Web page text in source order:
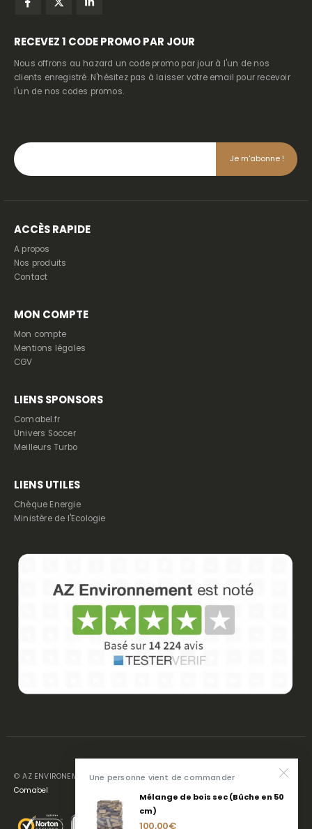
RECEVEZ1 CODE PROMO PAR JOUR
Nous offrons au hazard un code promo par jour à l'un de nos
clients enregistré. N'hésitez pas à laisser votre email pour recevoir
l'un de nos codes promos.
ACCÈS RAPIDE
A propos
Nos produits
Contact
MON COMPTE
Mon compte
Mentions légales
CGV
LIENS SPONSORS
Comabel.fr
Univers Soccer
Meilleurs Turbo
LIENS UTILES
Chèque Energie
Ministère de l'Ecologie
© AZ ENVIRONEMENT 2024. Tous droits réservés. Création
Comabel
Une personne vient de commander
Mélange de bois sec (Bûche en 50
cm)
100,00€